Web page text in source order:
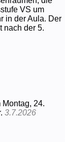
VS um
in der Aula. Der
nach der 5.
24.
3.7.2026